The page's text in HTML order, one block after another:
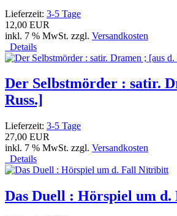
Lieferzeit: 3-5 Tage
12,00 EUR
inkl. 7 % MwSt. zzgl. Versandkosten
Details
Der Selbstmörder : satir.
Russ.]
Lieferzeit: 3-5 Tage
27,00 EUR
inkl. 7 % MwSt. zzgl. Versandkosten
Details
Das Duell : Hörspiel um